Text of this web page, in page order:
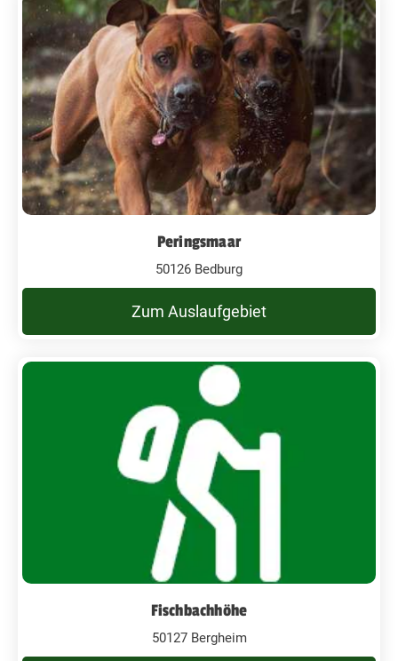
Peringsmaar
50126 Bedburg
Zum Auslaufgebiet
Fischbachhöhe
50127 Bergheim